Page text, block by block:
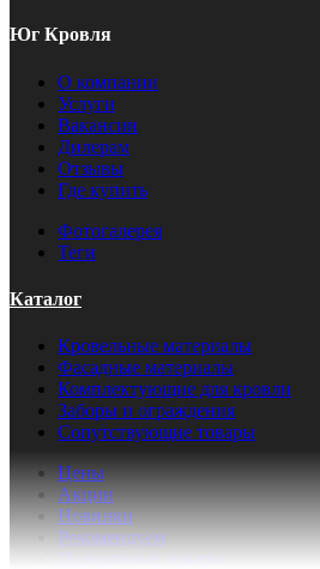
Юг Кровля
О компании
Услуги
Вакансии
Дилерам
Отзывы
Где купить
Фотогалерея
Теги
Каталог
Кровельные материалы
Фасадные материалы
Комплектующие для кровли
Заборы и ограждения
Сопутствующие товары
Цены
Акции
Новинки
Рекомендуем
Популярные товары